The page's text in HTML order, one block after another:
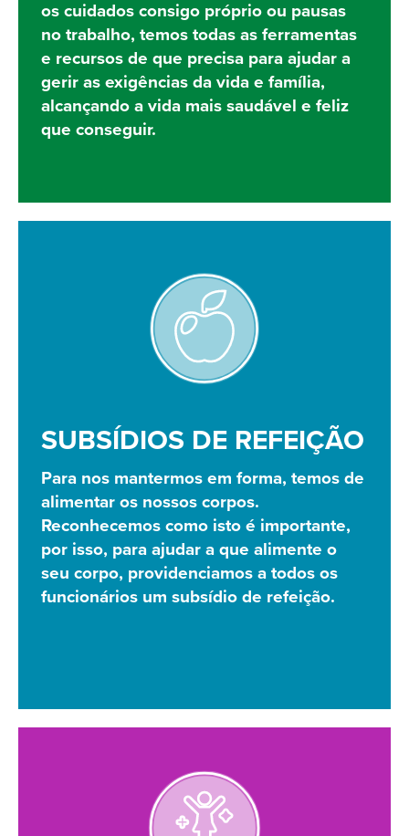
os cuidados consigo próprio ou pausas
no trabalho, temos todas as ferramentas
e recursos de que precisa para ajudar a
gerir as exigências da vida e família,
alcançando a vida mais saudável e feliz
que conseguir.
SUBSÍDIOS DE REFEIÇÃO
Para nos mantermos em forma, temos de
alimentar os nossos corpos.
Reconhecemos como isto é importante,
por isso, para ajudar a que alimente o
seu corpo, providenciamos a todos os
funcionários um subsídio de refeição.